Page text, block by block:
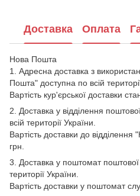
Доставка Оплата
Нова Пошта
1. Адресна доставка з
Пошта" доступна по всій
Вартість кур'єрської доставки
2. Доставка у відділення
всій території України.
Вартість доставки до
грн.
3. Доставка у поштомат
території України.
Вартість доставки у поштомат